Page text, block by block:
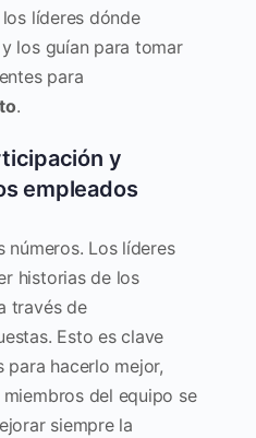
líderes dónde
los guían para tomar
para
.
y
empleados
números. Los líderes
historias de los
través de
Esto es clave
para hacerlo mejor,
del equipo se
siempre la